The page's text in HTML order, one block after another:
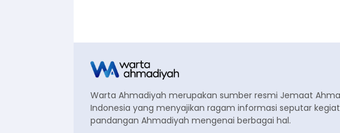
Warta Ahmadiyah merupakan sumber resmi Jemaat
Indonesia yang menyajikan ragam informasi seputar
pandangan Ahmadiyah mengenai berbagai hal.